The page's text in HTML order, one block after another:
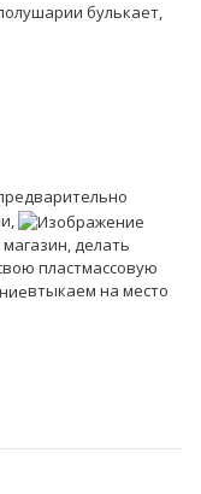
булькает,
делать
пластмассовую
втыкаем на место